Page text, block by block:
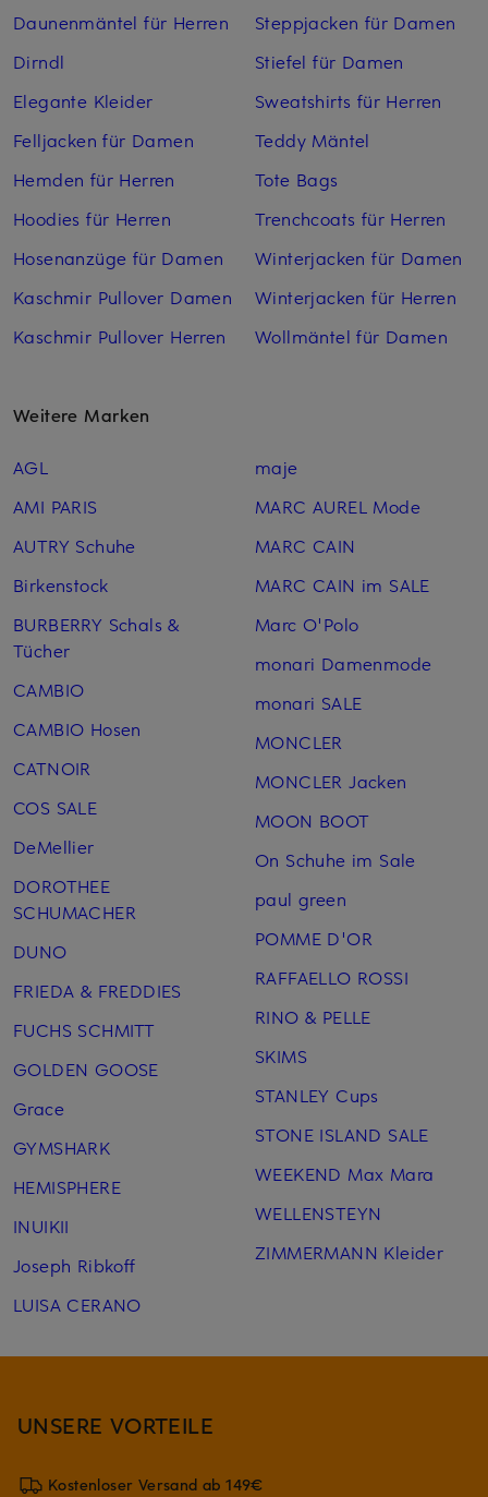
Daunenmäntel für Herren
Dirndl
Elegante Kleider
Felljacken für Damen
Hemden für Herren
Hoodies für Herren
Hosenanzüge für Damen
Kaschmir Pullover Damen
Kaschmir Pullover Herren
Steppjacken für Damen
Stiefel für Damen
Sweatshirts für Herren
Teddy Mäntel
Tote Bags
Trenchcoats für Herren
Winterjacken für Damen
Winterjacken für Herren
Wollmäntel für Damen
Weitere Marken
AGL
AMI PARIS
AUTRY Schuhe
Birkenstock
BURBERRY Schals &
Tücher
CAMBIO
CAMBIO Hosen
CATNOIR
COS SALE
DeMellier
DOROTHEE
SCHUMACHER
DUNO
FRIEDA & FREDDIES
FUCHS SCHMITT
GOLDEN GOOSE
Grace
GYMSHARK
HEMISPHERE
INUIKII
Joseph Ribkoff
LUISA CERANO
maje
MARC AUREL Mode
MARC CAIN
MARC CAIN im SALE
Marc O'Polo
monari Damenmode
monari SALE
MONCLER
MONCLER Jacken
MOON BOOT
On Schuhe im Sale
paul green
POMME D'OR
RAFFAELLO ROSSI
RINO & PELLE
SKIMS
STANLEY Cups
STONE ISLAND SALE
WEEKEND Max Mara
WELLENSTEYN
ZIMMERMANN Kleider
UNSERE VORTEILE
Kostenloser Versand ab 149€